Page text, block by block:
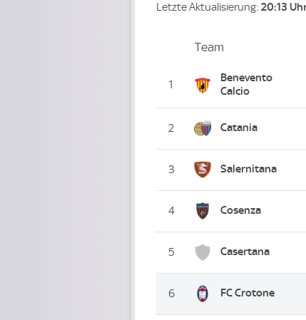
Letzte Aktualisierung: 20:13
PlatzTeam
1
Benevento
Calcio
2 Catania
3 Salernitana
4 Cosenza
5 Casertana
6 FC Crotone